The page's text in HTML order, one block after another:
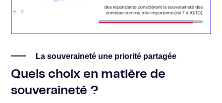
La souveraineté une priorité partagée
Quels choix en matière de
souveraineté ?